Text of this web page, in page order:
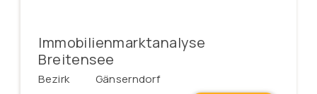
Immobilienmarktanalyse
Breitensee
Bezirk Gänserndorf